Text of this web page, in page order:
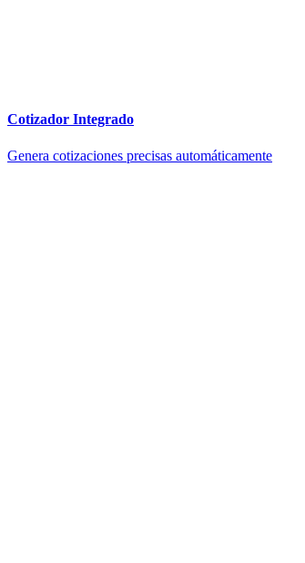
Cotizador Integrado
Genera cotizaciones precisas automáticamente